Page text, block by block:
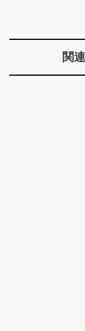
関